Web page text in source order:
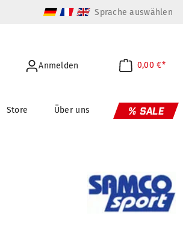
Sprache auswählen
Anmelden 0,00 €*
Store Über uns % SALE